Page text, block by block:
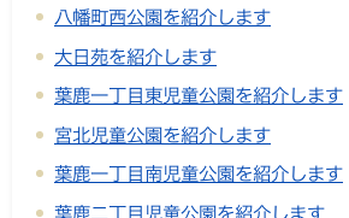
八幡町西公園を紹介します
大日苑を紹介します
葉鹿一丁目東児童公園を紹介します
宮北児童公園を紹介します
葉鹿一丁目南児童公園を紹介します
葉鹿二丁目児童公園を紹介します